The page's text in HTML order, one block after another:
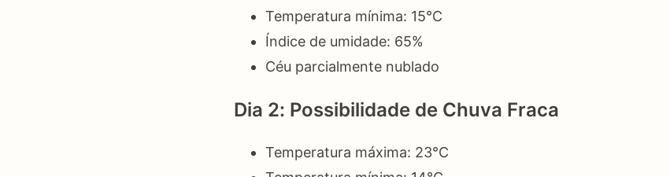
Temperatura mínima: 15°C
Índice de umidade: 65%
Céu parcialmente nublado
Dia 2: Possibilidade de Chuva Fraca
Temperatura máxima: 23°C